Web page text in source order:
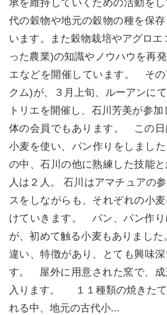
承を維持していくための活動を
代の穀物や地元の穀物の種を保
います。また穀物栽培やアグロ
った農業)の知識やノウハウを再
エなどを開催しています。 その
クム)が、３月上旬、ルーアンに
トリエを開催し、石川芳美が参
体の会員でもあります。 この日
小麦を使い、パン作りをしまし
の中、石川の他に熟練した技能
人は２人。 石川はアマチュアの
スをしながらも、それぞれの小
けていきます。 パン、パン作り
が、初めて触る小麦もありまし
違い、特徴があり、とても興味
す。 屋外に用意された窯で、成
入ります。 １１種類の焼きたて
れる中、地元の古代小...